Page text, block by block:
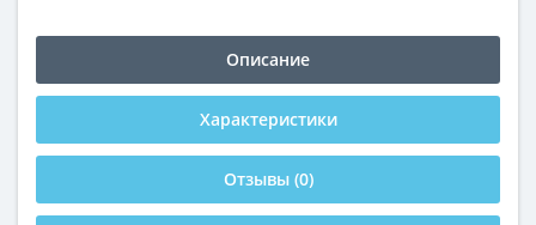
Описание
Характеристики
Отзывы (0)